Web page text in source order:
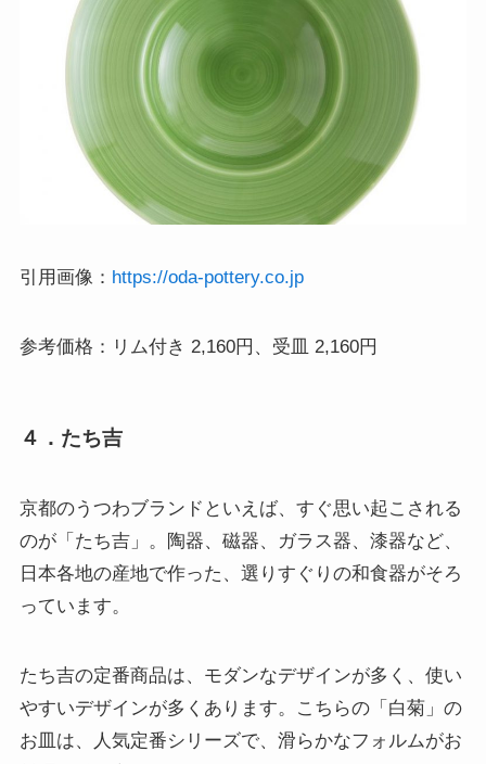
引用画像： https://oda-pottery.co.jp
参考価格：リム付き 2,160円、受皿 2,160円
４．たち吉
京都のうつわブランドといえば、すぐ思い起こされる
のが「たち吉」。陶器、磁器、ガラス器、漆器など、
日本各地の産地で作った、選りすぐりの和食器がそろ
っています。
たち吉の定番商品は、モダンなデザインが多く、使い
やすいデザインが多くあります。こちらの「白菊」の
お皿は、人気定番シリーズで、滑らかなフォルムがお